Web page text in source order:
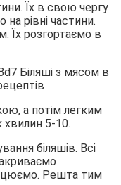
Їх в свою чергу
на рівні частини.
Їх розгортаємо в
а потім легким
5-10.
біляшів. Всі
Решта тим